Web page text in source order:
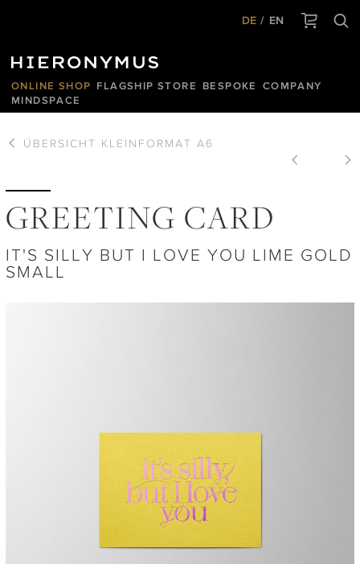
DE EN
ONLINE SHOP FLAGSHIP STORE BESPOKE
COMPANY
MINDSPACE
ÜBERSICHT KLEINFORMAT A6
GREETING CARD
IT'S SILLY BUT I LOVE YOU LIME GOLD
SMALL